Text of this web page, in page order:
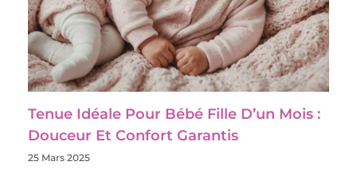
Tenue Idéale Pour Bébé Fille D’un Mois :
Douceur Et Confort Garantis
25 Mars 2025